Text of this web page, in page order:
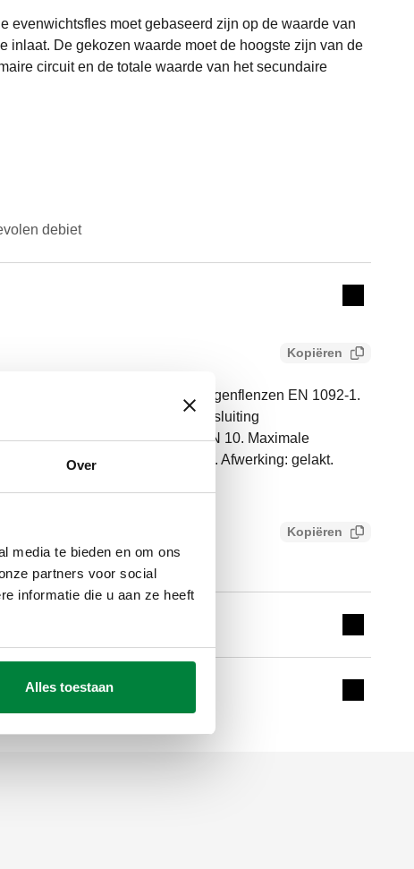
Over
media te bieden en om ons
partners voor social
informatie die u aan ze heeft
Alles toestaan
evenwichtsfles moet gebaseerd zijn op de waarde van
inlaat. De gekozen waarde moet de hoogste zijn van de
circuit en de totale waarde van het secundaire
debiet
Collapse
Kopiëren
Te koppelen met vlakke tegenflenzen EN 1092-1.
Aansluiting
DN 200 (EN 1092-1) PN 10. Maximale
temperatuurbereik: 0–110 °C. Afwerking: gelakt.
Kopiëren
Expand
Expand